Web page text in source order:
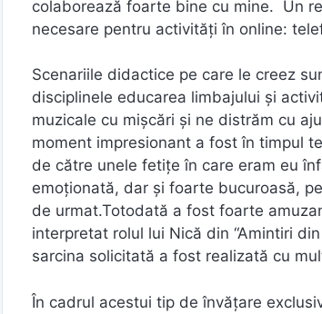
colaborează foarte bine cu mine. Un
necesare pentru activităţi în online:
Scenariile didactice pe care le creez
disciplinele educarea limbajului şi
muzicale cu mişcări şi ne distrăm cu
moment impresionant a fost în timpul
de către unele fetiţe în care eram eu
emoţionată, dar şi foarte bucuroasă,
de urmat.Totodată a fost foarte
interpretat rolul lui Nică din “Amintiri
sarcina solicitată a fost realizată cu
În cadrul acestui tip de învăţare